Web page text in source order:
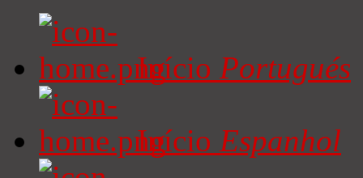
Início Portugués
Início Espanhol